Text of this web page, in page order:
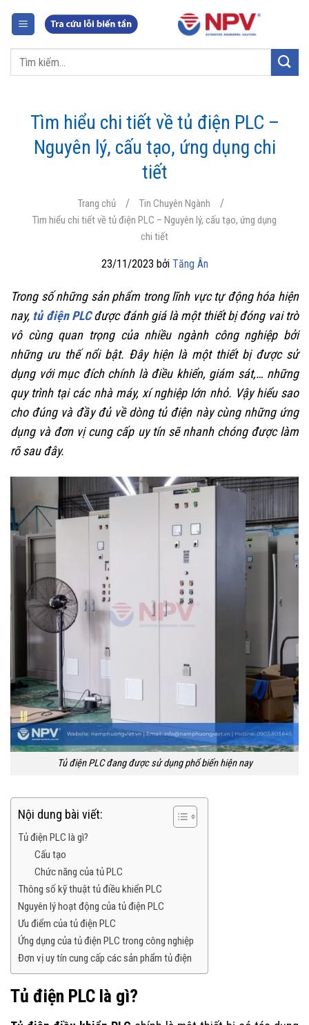
dungTìm
Tìm hiểu chi tiết về tủ điện PLC –
Nguyên lý, cấu tạo, ứng dụng chi
tiết
Trang chủ / Tin Chuyên Ngành /
Tìm hiểu chi tiết về tủ điện PLC – Nguyên lý, cấu tạo, ứng dụng
chi tiết
23/11/2023 bởi Tăng Ân
Trong số những sản phẩm trong lĩnh vực tự động hóa hiện
nay, tủ điện PLC được đánh giá là một thiết bị đóng vai trò
vô cùng quan trọng của nhiều ngành công nghiệp bởi
những ưu thế nổi bật. Đây hiện là một thiết bị được sử
dụng với mục đích chính là điều khiển, giám sát,… những
quy trình tại các nhà máy, xí nghiệp lớn nhỏ. Vậy hiểu sao
cho đúng và đầy đủ về dòng tủ điện này cùng những ứng
dụng và đơn vị cung cấp uy tín sẽ nhanh chóng được làm
rõ sau đây.
Tủ điện PLC đang được sử dụng phổ biến hiện nay
Nội dung bài viết:
Tủ điện PLC là gì?
Cấu tạo
Chức năng của tủ PLC
Thông số kỹ thuật tủ điều khiển PLC
Nguyên lý hoạt động của tủ điện PLC
Ưu điểm của tủ điện PLC
Ứng dụng của tủ điện PLC trong công nghiệp
Đơn vị uy tín cung cấp các sản phẩm tủ điện
Tủ điện PLC là gì?